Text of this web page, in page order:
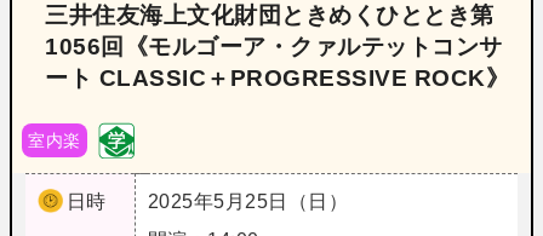
三井住友海上文化財団ときめくひととき第
1056回《モルゴーア・クァルテットコンサ
ート CLASSIC＋PROGRESSIVE ROCK》
室内楽
日時
2025年5月25日（日）